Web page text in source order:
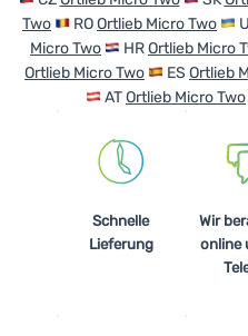
Kochen
Klettern
Ausrüstung
Two
ROOrtlieb Micro Two
Micro Two
HROrtlieb Micro
Ortlieb Micro Two
ES Ortlieb
ATOrtlieb Micro Two
Schnelle
Lieferung
Wir
online